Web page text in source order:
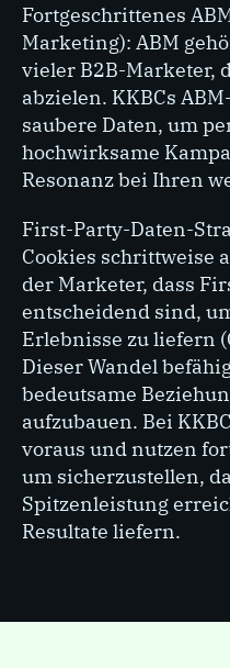
Fortgeschrittenes
Marketing): ABM
vieler B2B-Marketer,
abzielen. KKBCs
saubere Daten, um
hochwirksame
Resonanz bei Ihren
First-Party-Daten-
Cookies schrittweise
der Marketer, dass
entscheidend sind,
Erlebnisse zu liefern
Dieser Wandel
bedeutsame
aufzubauen. Bei
voraus und nutzen
um sicherzustellen,
Spitzenleistung
Resultate liefern.